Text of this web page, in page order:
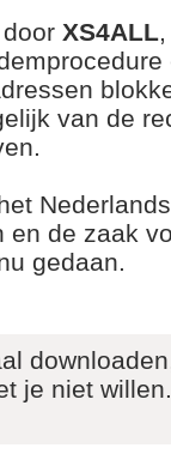
XS4ALL
van de
de zaak
gedaan.
je niet